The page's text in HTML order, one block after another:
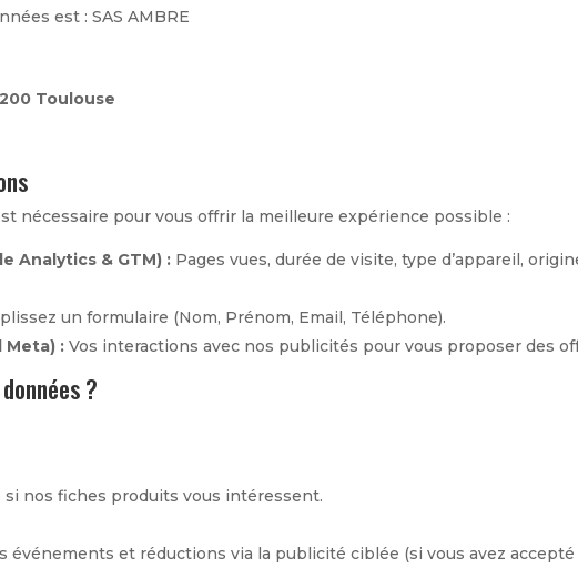
est : SAS AMBRE
Toulouse
nécessaire pour vous offrir la meilleure expérience possible :
Analytics & GTM) : Pages vues, durée de visite, type d’appareil,
un formulaire (Nom, Prénom, Email, Téléphone).
Meta) : Vos interactions avec nos publicités pour vous proposer des
?
si nos fiches produits vous intéressent.
événements et réductions via la publicité ciblée (si vous avez